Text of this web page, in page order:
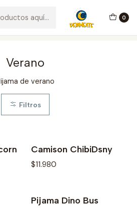
0
Verano
Verano
de verano
Filtros
Agotado
Camison ChibiDsny
$11.980
Pijama Dino Bus